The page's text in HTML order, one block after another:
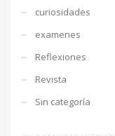
curiosidades
examenes
Reflexiones
Revista
Sin categoría